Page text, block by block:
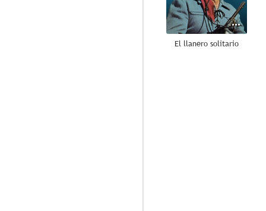
El llanero solitario